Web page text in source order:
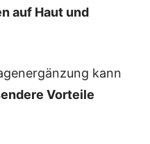
auf Haut und
kann
Vorteile